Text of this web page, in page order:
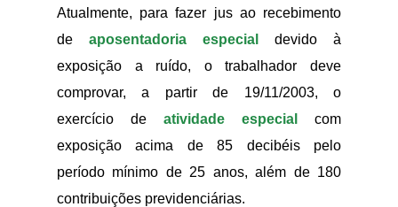
Atualmente, para fazer jus ao recebimento
de aposentadoria especial
devido à
exposição a ruído, o trabalhador deve
comprovar, a partir de 19/11/2003, o
exercício de atividade especial
com
exposição acima de 85 decibéis pelo
período mínimo de 25 anos, além de 180
contribuições previdenciárias.